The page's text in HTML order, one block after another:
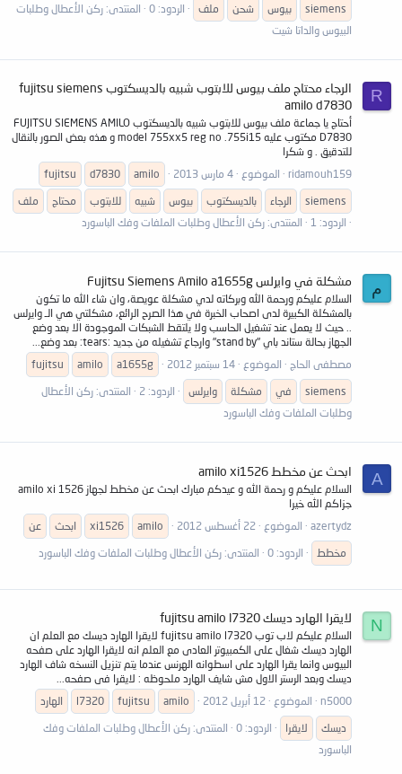
siemens
بيوس شحن ملف الردود: 0 المنتدى: ركن الأعطال وطلبات
البيوس والداتا شيت
R
الرجاء محتاج ملف بيوس للابتوب شبيه بالديسكتوب fujitsu siemens
amilo d7830
أحتاج يا جماعة ملف بيوس للابتوب شبيه بالديسكتوب FUJITSU SIEMENS AMILO
D7830 مكتوب عليه model 755xx5 reg no .755i15 و هذه بعض الصور بالنقال
للتدقيق . و شكرا
ridamouh159
الموضوع 4 مارس 2013 amilo
d7830
fujitsu
siemens
الرجاء بالديسكتوب بيوس شبيه للابتوب محتاج
ملف
الردود: 1
المنتدى: ركن الأعطال وطلبات الملفات وفك الباسورد
م مشكلة في وايرلس Fujitsu Siemens Amilo a1655g
السلام عليكم ورحمة الله وبركاته لدي مشكلة عويصة، وان شاء الله ما تكون
بالمشكلة الكبيرة لدى اصحاب الخبرة في هذا الصرح الرائع، مشكلتي هي الـ وايرلس
.. حيث لا يعمل عند تشغيل الحاسب ولا يلتقط الشبكات الموجودة الا بعد وضع
الجهاز بحالة ستاند باي "stand by" وارجاع تشغيله من جديد :tears: بعد وضع...
مصطفى الحاج
الموضوع 14 سبتمبر 2012 a1655g
amilo
fujitsu
siemens
في مشكلة وايرلس الردود: 2 المنتدى: ركن الأعطال
وطلبات الملفات وفك الباسورد
A ابحث عن مخطط amilo xi1526
السلام عليكم و رحمة الله و عيدكم مبارك ابحث عن مخطط لجهاز amilo xi 1526
جزاكم الله خيرا
azertydz
الموضوع 22 أغسطس 2012 amilo
xi1526 ابحث
عن
مخطط
الردود: 0 المنتدى: ركن الأعطال وطلبات الملفات وفك الباسورد
N لايقرا الهارد ديسك fujitsu amilo l7320
السلام عليكم لاب توب fujitsu amilo l7320 لايقرا الهارد ديسك مع العلم ان
الهارد ديسك شغال على الكمبيوتر العادى مع العلم انه لايقرا الهارد على صفحه
البيوس وانما يقرا الهارد على اسطوانه الهرنس عندما يتم تنزيل النسخه شاف الهارد
ديسك وبعد الرستر الاول مش شايف الهارد ملحوظه : لايقرا فى صفحه...
n5000
الموضوع 12 أبريل 2012 amilo
fujitsu
l7320
الهارد
ديسك
لايقرا الردود: 0 المنتدى: ركن الأعطال وطلبات الملفات وفك
الباسورد